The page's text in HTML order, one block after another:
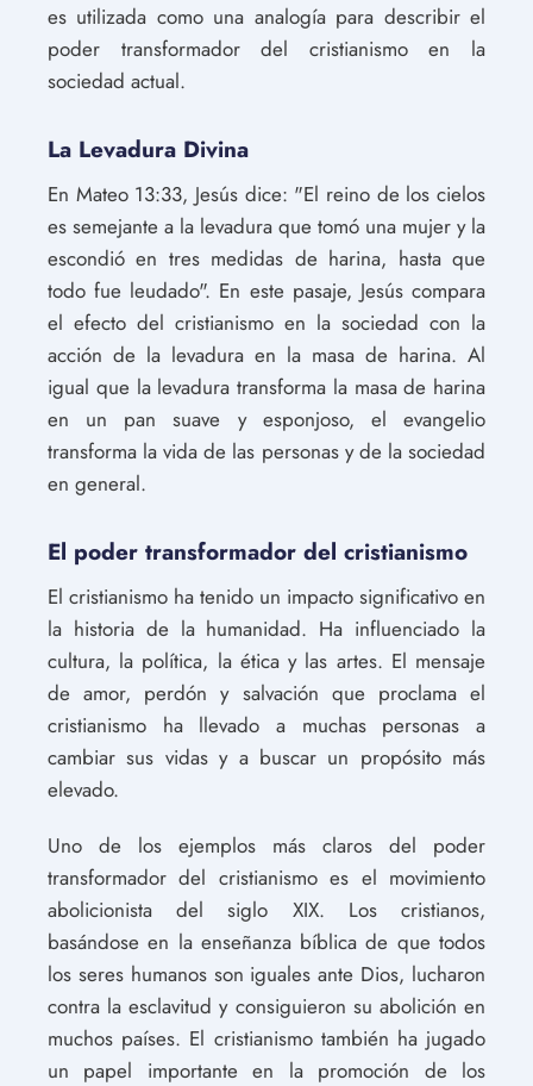
es utilizada como una analogía para describir el
poder transformador del cristianismo en la
sociedad actual.
La Levadura Divina
En Mateo 13:33, Jesús dice: "El reino de los cielos
es semejante a la levadura que tomó una mujer y la
escondió en tres medidas de harina, hasta que
todo fue leudado". En este pasaje, Jesús compara
el efecto del cristianismo en la sociedad con la
acción de la levadura en la masa de harina. Al
igual que la levadura transforma la masa de harina
en un pan suave y esponjoso, el evangelio
transforma la vida de las personas y de la sociedad
en general.
El poder transformador del cristianismo
El cristianismo ha tenido un impacto significativo en
la historia de la humanidad. Ha influenciado la
cultura, la política, la ética y las artes. El mensaje
de amor, perdón y salvación que proclama el
cristianismo ha llevado a muchas personas a
cambiar sus vidas y a buscar un propósito más
elevado.
Uno de los ejemplos más claros del poder
transformador del cristianismo es el movimiento
abolicionista del siglo XIX. Los cristianos,
basándose en la enseñanza bíblica de que todos
los seres humanos son iguales ante Dios, lucharon
contra la esclavitud y consiguieron su abolición en
muchos países. El cristianismo también ha jugado
un papel importante en la promoción de los